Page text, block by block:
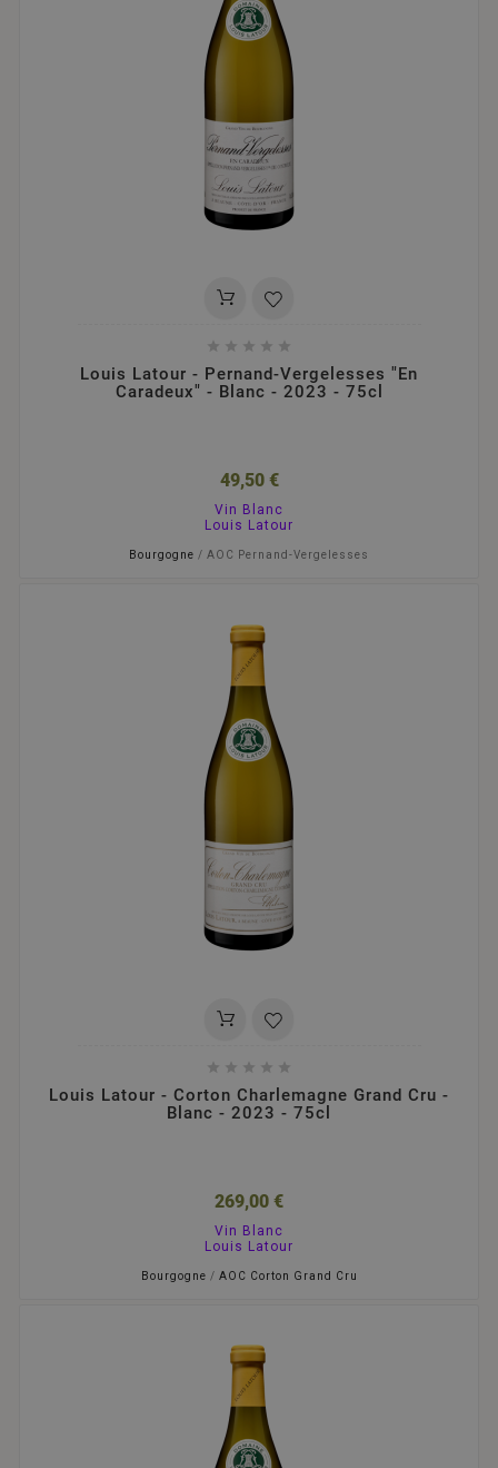
    
Louis Latour - Pernand-Vergelesses "En
Caradeux" - Blanc - 2023 - 75cl
49,50 €
Vin Blanc
Louis Latour
Bourgogne / AOC Pernand-Vergelesses
    
Louis Latour - Corton Charlemagne Grand Cru -
Blanc - 2023 - 75cl
269,00 €
Vin Blanc
Louis Latour
Bourgogne / AOC Corton Grand Cru